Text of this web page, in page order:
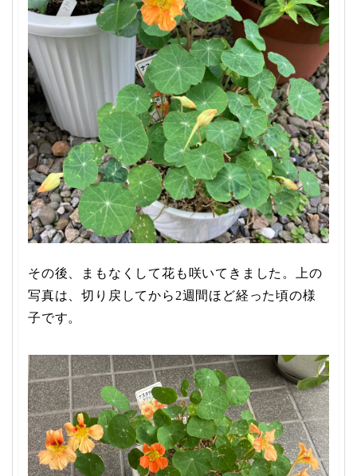
その後、まもなくして花も咲いてきました。上の
写真は、切り戻してから2週間ほど経った頃の様
子です。